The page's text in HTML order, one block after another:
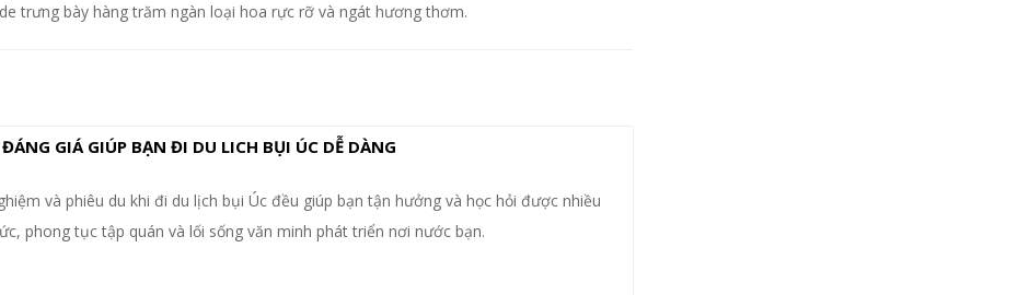
trưng bày hàng trăm ngàn loại hoa rực rỡ và ngát hương thơm.
GIÁ GIÚP BẠN ĐI DU LICH BỤI ÚC DỄ DÀNG
và phiêu du khi đi du lịch bụi Úc đều giúp bạn tận hưởng và học hỏi được nhiều
phong tục tập quán và lối sống văn minh phát triển nơi nước bạn.